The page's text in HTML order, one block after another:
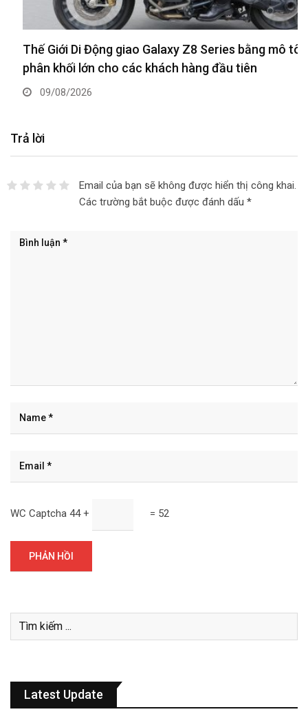
Thế Giới Di Động giao Galaxy Z8 Series bằng mô tô
phân khối lớn cho các khách hàng đầu tiên
09/08/2026
Trả lời
Email của bạn sẽ không được hiển thị công khai.
Các trường bắt buộc được đánh dấu *
WC Captcha 44 + = 52
Latest Update